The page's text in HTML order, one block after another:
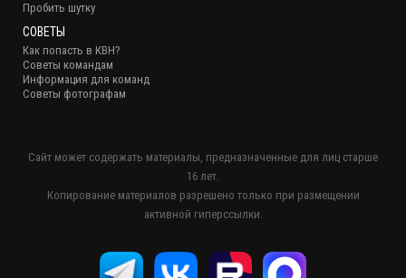
Пробить шутку
СОВЕТЫ
Как попасть в КВН?
Советы командам
Информация для команд
Советы фотографам
Сайт может содержать материалы, предназначенные для лиц старше
16 лет.
Копирование материалов разрешено только при размещении
активной гиперссылки.